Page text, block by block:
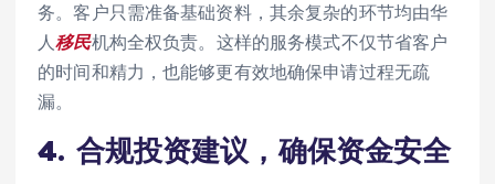
务。客户只需准备基础资料，其余复杂的环节均由华
人移民机构全权负责。这样的服务模式不仅节省客户
的时间和精力，也能够更有效地确保申请过程无疏
漏。
4. 合规投资建议，确保资金安全